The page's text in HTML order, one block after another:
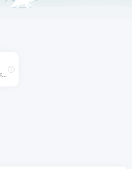
MakeGirlsMoe 让你通过简单的选项组合，在浏览器里免费生成高质量动漫风格头像，支持导出多图，无需注册。